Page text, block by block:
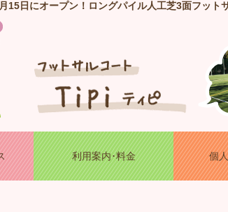
15日にオープン！ロングパイル人工芝3面フット
利用案内･料金 個